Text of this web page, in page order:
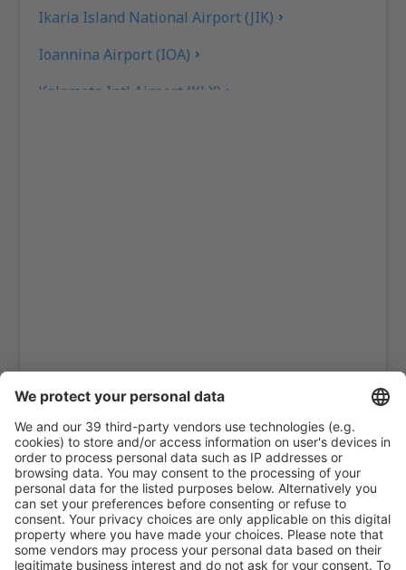
Ikaria Island National Airport (JIK)
Ioannina Airport (IOA)
Kalamata Intl Airport (KLX)
Kos Island Hippocrates (KGS)
Kozani Airport (KZI)
Lemnos Airport (LXS)
Leros Island Airport (LRS)
Thessaloniki Makedonia (SKG)